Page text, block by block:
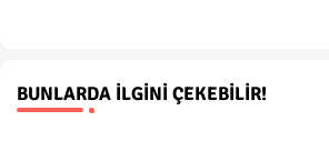
BUNLARDA İLGINI ÇEKEBILIR!